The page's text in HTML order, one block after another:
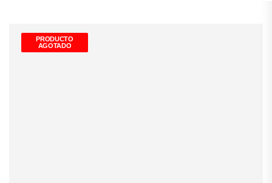
PRODUCTO
AGOTADO